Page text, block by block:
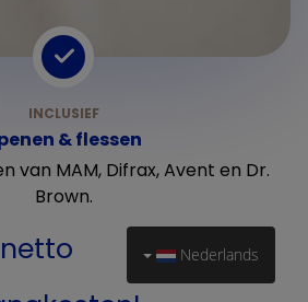
& flessen
van MAM, Difrax, Avent en Dr.
Brown.